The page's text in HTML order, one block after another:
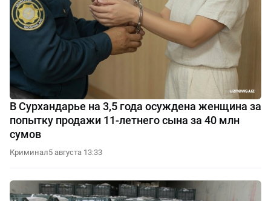
В Сурхандарье на 3,5 года осуждена женщина за
попытку продажи 11-летнего сына за 40 млн
сумов
Криминал5 августа 13:33